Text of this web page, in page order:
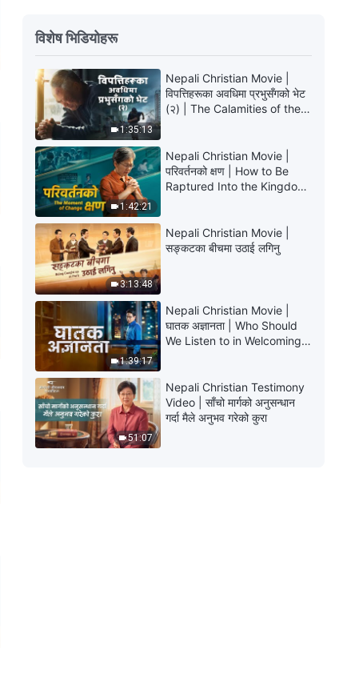
विशेष भिडियोहरू
1:35:13
Nepali Christian Movie |
विपत्तिहरूका अवधिमा प्रभुसँगको भेट
(२) | The Calamities of the
God?
1:42:21
Nepali Christian Movie |
परिवर्तनको क्षण | How to Be
Raptured Into the Kingdom
3:13:48
Nepali Christian Movie |
सङ्कटका बीचमा उठाई लगिनु
1:39:17
Nepali Christian Movie |
घातक अज्ञानता | Who Should
We Listen to in Welcoming
51:07
Nepali Christian Testimony
Video | साँचो मार्गको अनुसन्धान
गर्दा मैले अनुभव गरेको कुरा